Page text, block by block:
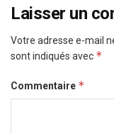
Laisser un
Votre adresse e-mail
sont indiqués avec *
Commentaire *